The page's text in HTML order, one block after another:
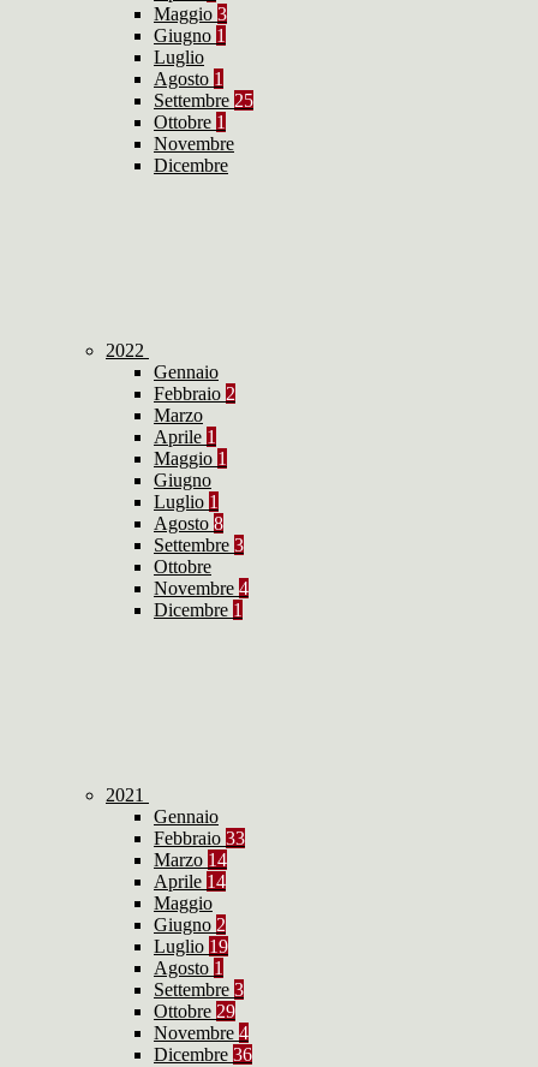
Maggio 3
Giugno 1
Luglio
Agosto 1
Settembre 25
Ottobre 1
Novembre
Dicembre
2022
Gennaio
Febbraio 2
Marzo
Aprile 1
Maggio 1
Giugno
Luglio 1
Agosto 8
Settembre 3
Ottobre
Novembre 4
Dicembre 1
2021
Gennaio
Febbraio 33
Marzo 14
Aprile 14
Maggio
Giugno 2
Luglio 19
Agosto 1
Settembre 3
Ottobre 29
Novembre 4
Dicembre 36